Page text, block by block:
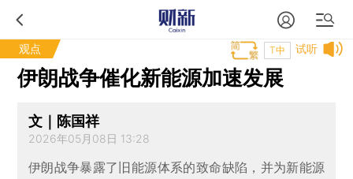
观点 试听
T中
伊朗战争催化新能源加速发展
文｜陈国祥
2026年05月08日 13:28
伊朗战争暴露了旧能源体系的致命缺陷，并为新能源